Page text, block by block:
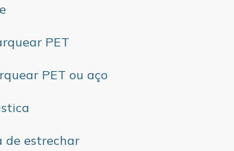
PET
PET ou aço
de estrechar